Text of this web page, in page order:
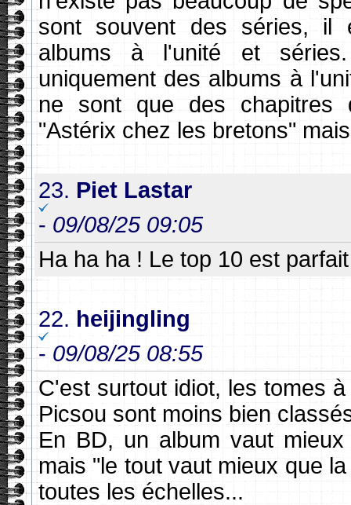
sont souvent des séries, il
albums à l'unité et
uniquement des albums à
ne sont que des chapitres
"Astérix chez les bretons"
23. Piet Lastar
- 09/08/25 09:05
Ha ha ha ! Le top 10 est parfait
22. heijingling
- 09/08/25 08:55
C'est surtout idiot, les tomes
Picsou sont moins bien
En BD, un album vaut
mais "le tout vaut mieux que
toutes les échelles...